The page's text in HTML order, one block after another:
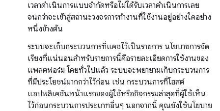
เวลาดำเนินการแบบจำกัดหรือไม่ได้รับเวลาดำเนินการเลย
จนกว่าจะเข้าสู่สถานะวงจรการทำงานที่ใช้งานอยู่อย่างใดอย่าง
หนึ่งข้างต้น
ระบบจะเก็บกระบวนการที่แคชไว้เป็นรายการ นโยบายการจัด
เรียงที่แน่นอนสำหรับรายการนี้คือรายละเอียดการใช้งานของ
แพลตฟอร์ม โดยทั่วไปแล้ว ระบบจะพยายามเก็บกระบวนการ
ที่มีประโยชน์มากกว่าไว้ก่อน เช่น กระบวนการที่โฮสต์
แอปพลิเคชันหน้าแรกของผู้ใช้หรือกิจกรรมล่าสุดที่ผู้ใช้เห็น
ไว้ก่อนกระบวนการประเภทอื่นๆ นอกจากนี้ คุณยังใช้นโยบาย